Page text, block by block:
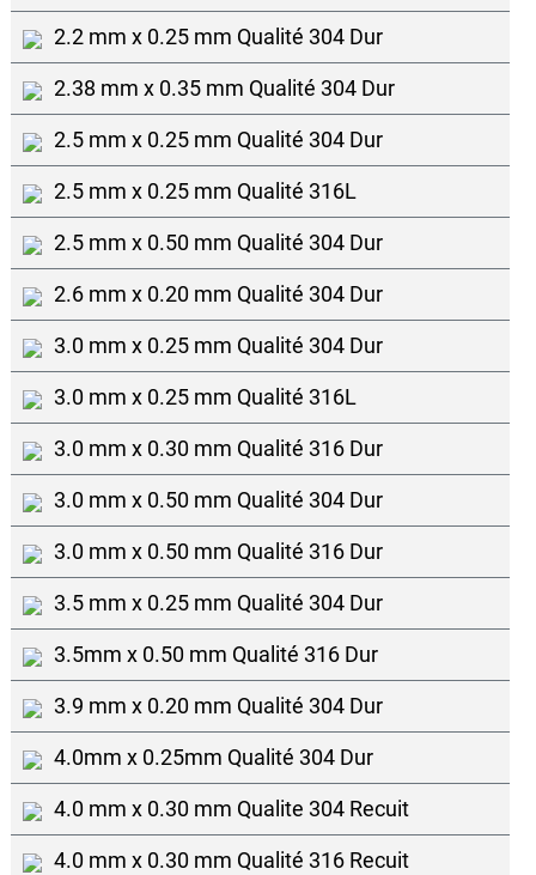
2.2 mm x 0.25 mm Qualité 304 Dur
2.38 mm x 0.35 mm Qualité 304 Dur
2.5 mm x 0.25 mm Qualité 304 Dur
2.5 mm x 0.25 mm Qualité 316L
2.5 mm x 0.50 mm Qualité 304 Dur
2.6 mm x 0.20 mm Qualité 304 Dur
3.0 mm x 0.25 mm Qualité 304 Dur
3.0 mm x 0.25 mm Qualité 316L
3.0 mm x 0.30 mm Qualité 316 Dur
3.0 mm x 0.50 mm Qualité 304 Dur
3.0 mm x 0.50 mm Qualité 316 Dur
3.5 mm x 0.25 mm Qualité 304 Dur
3.5mm x 0.50 mm Qualité 316 Dur
3.9 mm x 0.20 mm Qualité 304 Dur
4.0mm x 0.25mm Qualité 304 Dur
4.0 mm x 0.30 mm Qualite 304 Recuit
4.0 mm x 0.30 mm Qualité 316 Recuit